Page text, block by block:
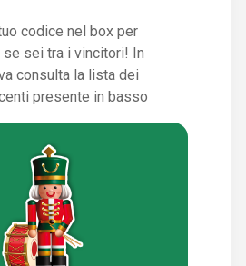
codice nel box per
sei tra i vincitori! In
consulta la lista dei
presente in basso